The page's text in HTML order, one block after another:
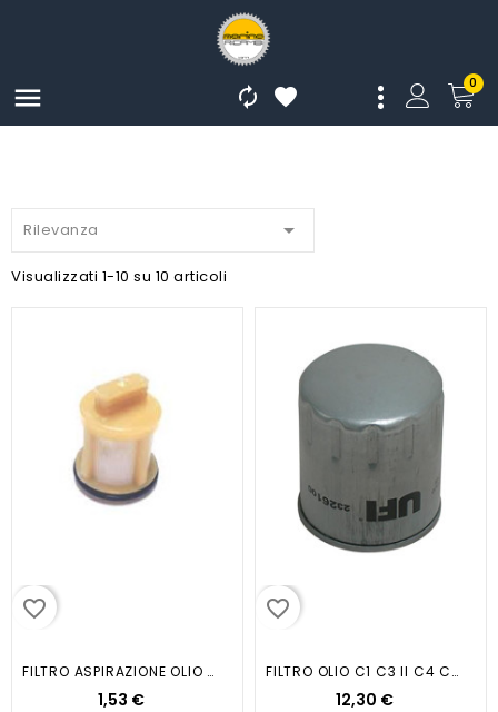
 0


Rilevanza 
Visualizzati 1-10 su 10 articoli
favorite_border
FILTRO ASPIRAZIONE OLIO VESPA...
1,53 €
favorite_border
FILTRO OLIO C1 C3 II C4 CTUS 1...
12,30 €